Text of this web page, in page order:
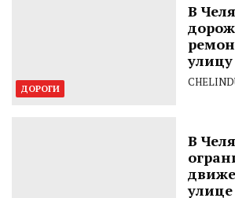
ДОРОГИ
В
В